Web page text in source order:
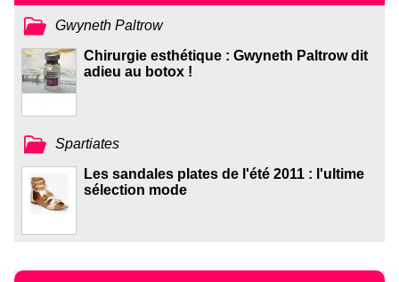
Gwyneth Paltrow
Chirurgie esthétique : Gwyneth Paltrow dit
adieu au botox !
Spartiates
Les sandales plates de l'été 2011 : l'ultime
sélection mode